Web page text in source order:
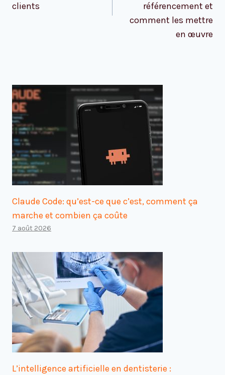
clients
référencement et
comment les mettre
en œuvre
Claude Code: qu’est-ce que c’est, comment ça
marche et combien ça coûte
7 août 2026
L’intelligence artificielle en dentisterie :